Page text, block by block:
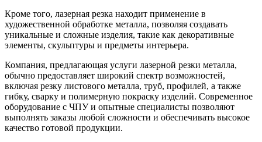
Кроме того, лазерная резка находит применение в
художественной обработке металла, позволяя создавать
уникальные и сложные изделия, такие как декоративные
элементы, скульптуры и предметы интерьера.
Компания, предлагающая услуги лазерной резки металла,
обычно предоставляет широкий спектр возможностей,
включая резку листового металла, труб, профилей, а также
гибку, сварку и полимерную покраску изделий. Современное
оборудование с ЧПУ и опытные специалисты позволяют
выполнять заказы любой сложности и обеспечивать высокое
качество готовой продукции.